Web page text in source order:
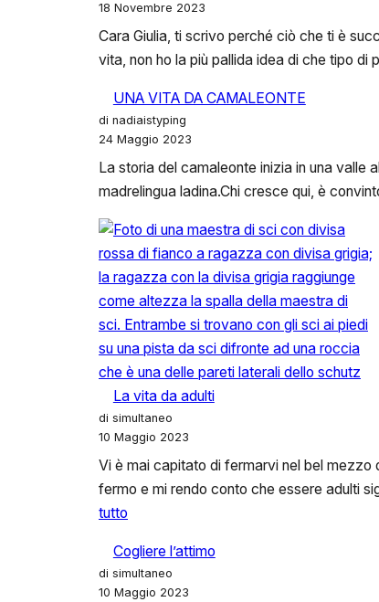
18 Novembre 2023
Cara Giulia, ti scrivo perché ciò che ti è
vita, non ho la più pallida idea di che tipo
UNA VITA DA CAMALEONTE
di nadiaistyping
24 Maggio 2023
La storia del camaleonte inizia in una valle
madrelingua ladina.Chi cresce qui, è
La vita da adulti
di simultaneo
10 Maggio 2023
Vi è mai capitato di fermarvi nel bel
fermo e mi rendo conto che essere adulti
tutto
vita
da
Cogliere l’attimo
di simultaneo
10 Maggio 2023